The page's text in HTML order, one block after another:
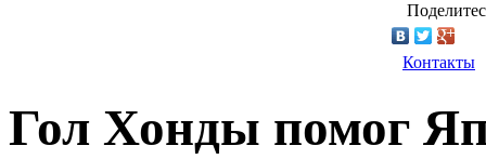
Контакты
Гол Хонды помог